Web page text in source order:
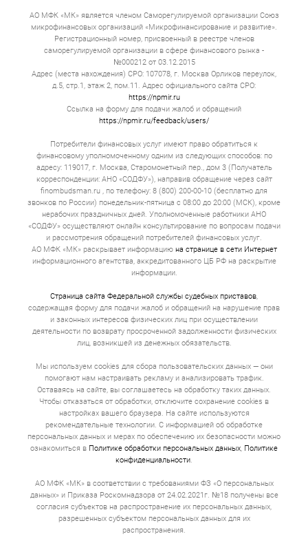
АО МФК «МК» является членом Саморегулируемой организации Союз
микрофинансовых организаций «Микрофинансирование и развитие».
Регистрационный номер, присвоенный в реестре членов
саморегулируемой организации в сфере финансового рынка -
№000212 от 03.12.2015
Адрес (места нахождения) СРО: 107078, г. Москва Орликов переулок,
д.5, стр.1, этаж 2, пом.11. Адрес официального сайта СРО:
https://npmir.ru
Ссылка на форму для подачи жалоб и обращений
https://npmir.ru/feedback/users/
Потребители финансовых услуг имеют право обратиться к
финансовому уполномоченному одним из следующих способов: по
адресу: 119017, г. Москва, Старомонетный пер., дом 3 (Получатель
корреспонденции: АНО «СОДФУ»), направив обращение через сайт
finombudsman.ru , по телефону: 8 (800) 200-00-10 (бесплатно для
звонков по России) понедельник-пятница с 08:00 до 20:00 (МСК), кроме
нерабочих праздничных дней. Уполномоченные работники АНО
«СОДФУ» осуществляют онлайн консультирование по вопросам подачи
и рассмотрения обращений потребителей финансовых услуг.
АО МФК «МК» раскрывает информацию на странице в сети Интернет
информационного агентства, аккредитованного ЦБ РФ на раскрытие
информации.
Страница сайта Федеральной службы судебных приставов,
содержащая форму для подачи жалоб и обращений на нарушение прав
и законных интересов физических лиц при осуществлении
деятельности по возврату просроченной задолженности физических
лиц, возникшей из денежных обязательств.
Мы используем cookies для сбора пользовательских данных — они
помогают нам настраивать рекламу и анализировать трафик.
Оставаясь на сайте, вы соглашаетесь на обработку таких данных.
Чтобы отказаться от обработки, отключите сохранение cookies в
настройках вашего браузера. На сайте используются
рекомендательные технологии. С информацией об обработке
персональных данных и мерах по обеспечению их безопасности можно
ознакомиться в Политике обработки персональных данных, Политике
конфиденциальности.
АО МФК «МК» в соответствии с требованиями ФЗ «О персональных
данных» и Приказа Роскомнадзора от 24.02.2021г. №18 получены все
согласия субъектов на распространение их персональных данных,
разрешенных субъектом персональных данных для их
распространения.